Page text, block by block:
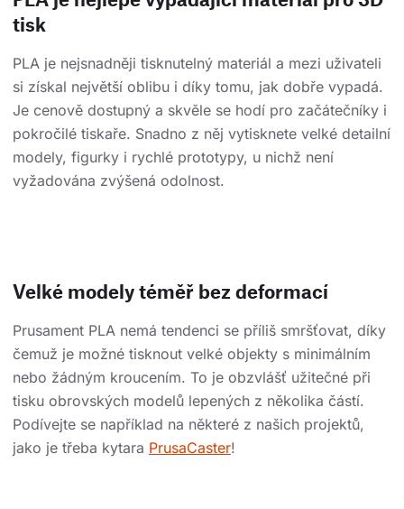
tisk
PLA je nejsnadněji tisknutelný materiál a mezi uživateli
si získal největší oblibu i díky tomu, jak dobře vypadá.
Je cenově dostupný a skvěle se hodí pro začátečníky i
pokročilé tiskaře. Snadno z něj vytisknete velké detailní
modely, figurky i rychlé prototypy, u nichž není
vyžadována zvýšená odolnost.
Velké modely téměř bez deformací
Prusament PLA nemá tendenci se příliš smršťovat, díky
čemuž je možné tisknout velké objekty s minimálním
nebo žádným kroucením. To je obzvlášť užitečné při
tisku obrovských modelů lepených z několika částí.
Podívejte se například na některé z našich projektů,
jako je třeba kytara PrusaCaster!